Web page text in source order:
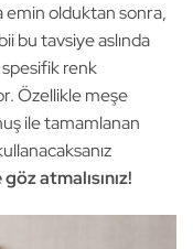
emin olduktan sonra,
bu tavsiye aslında
renk
Özellikle meşe
ile tamamlanan
atmalısınız!